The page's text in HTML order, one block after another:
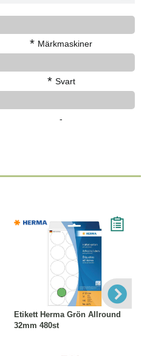
* Märkmaskiner
* Svart
-
Etikett Herma Grön Allround
32mm 480st
Köp Läs mer